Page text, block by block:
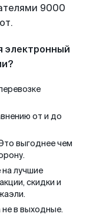
9000
электронный
от и до
выгоднее чем
лучшие
скидки и
не в выходные.